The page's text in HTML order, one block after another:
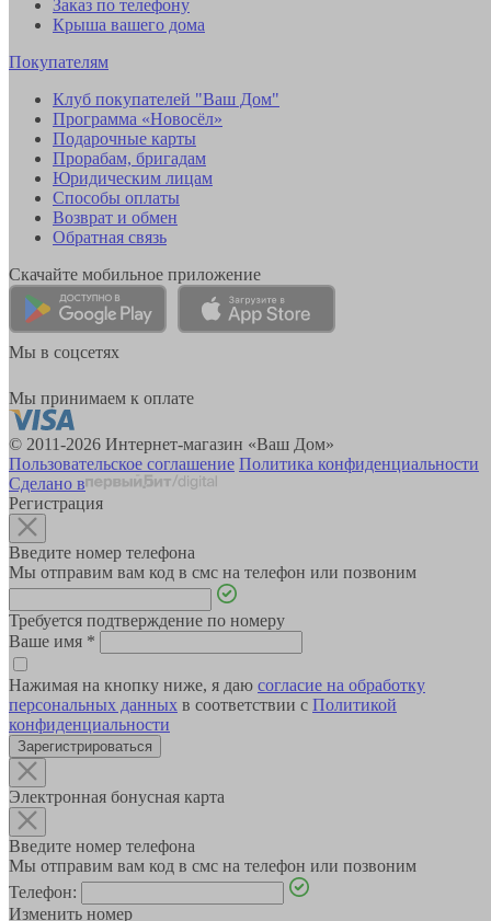
Заказ по телефону
Крыша вашего дома
Покупателям
Клуб покупателей "Ваш Дом"
Программа «Новосёл»
Подарочные карты
Прорабам, бригадам
Юридическим лицам
Способы оплаты
Возврат и обмен
Обратная связь
Скачайте мобильное приложение
Мы в соцсетях
Мы принимаем к оплате
© 2011-2026 Интернет-магазин «Ваш Дом»
Пользовательское соглашение Политика конфиденциальности
Сделано в
Регистрация
Введите номер телефона
Мы отправим вам код в смс на телефон или позвоним
Требуется подтверждение по номеру
Ваше имя *
Нажимая на кнопку ниже, я даю согласие на обработку
персональных данных в соответствии с Политикой
конфиденциальности
Зарегистрироваться
Электронная бонусная карта
Введите номер телефона
Мы отправим вам код в смс на телефон или позвоним
Телефон:
Изменить номер